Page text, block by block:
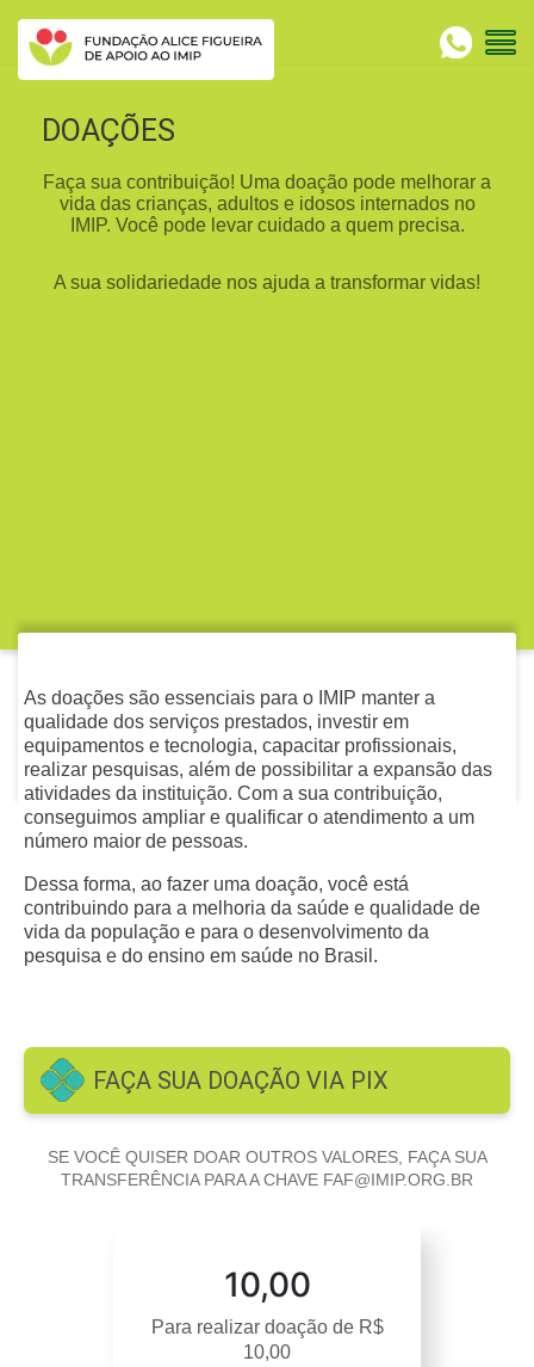
DOAÇÕES
Faça sua contribuição! Uma doação pode melhorar a
vida das crianças, adultos e idosos internados no
IMIP. Você pode levar cuidado a quem precisa.
A sua solidariedade nos ajuda a transformar vidas!
As doações são essenciais para o IMIP manter a
qualidade dos serviços prestados, investir em
equipamentos e tecnologia, capacitar profissionais,
realizar pesquisas, além de possibilitar a expansão das
atividades da instituição. Com a sua contribuição,
conseguimos ampliar e qualificar o atendimento a um
número maior de pessoas.
Dessa forma, ao fazer uma doação, você está
contribuindo para a melhoria da saúde e qualidade de
vida da população e para o desenvolvimento da
pesquisa e do ensino em saúde no Brasil.
FAÇA SUA DOAÇÃO VIA PIX
SE VOCÊ QUISER DOAR OUTROS VALORES, FAÇA SUA
TRANSFERÊNCIA PARA A CHAVE FAF@IMIP.ORG.BR
10,00
Para realizar doação de R$
10,00